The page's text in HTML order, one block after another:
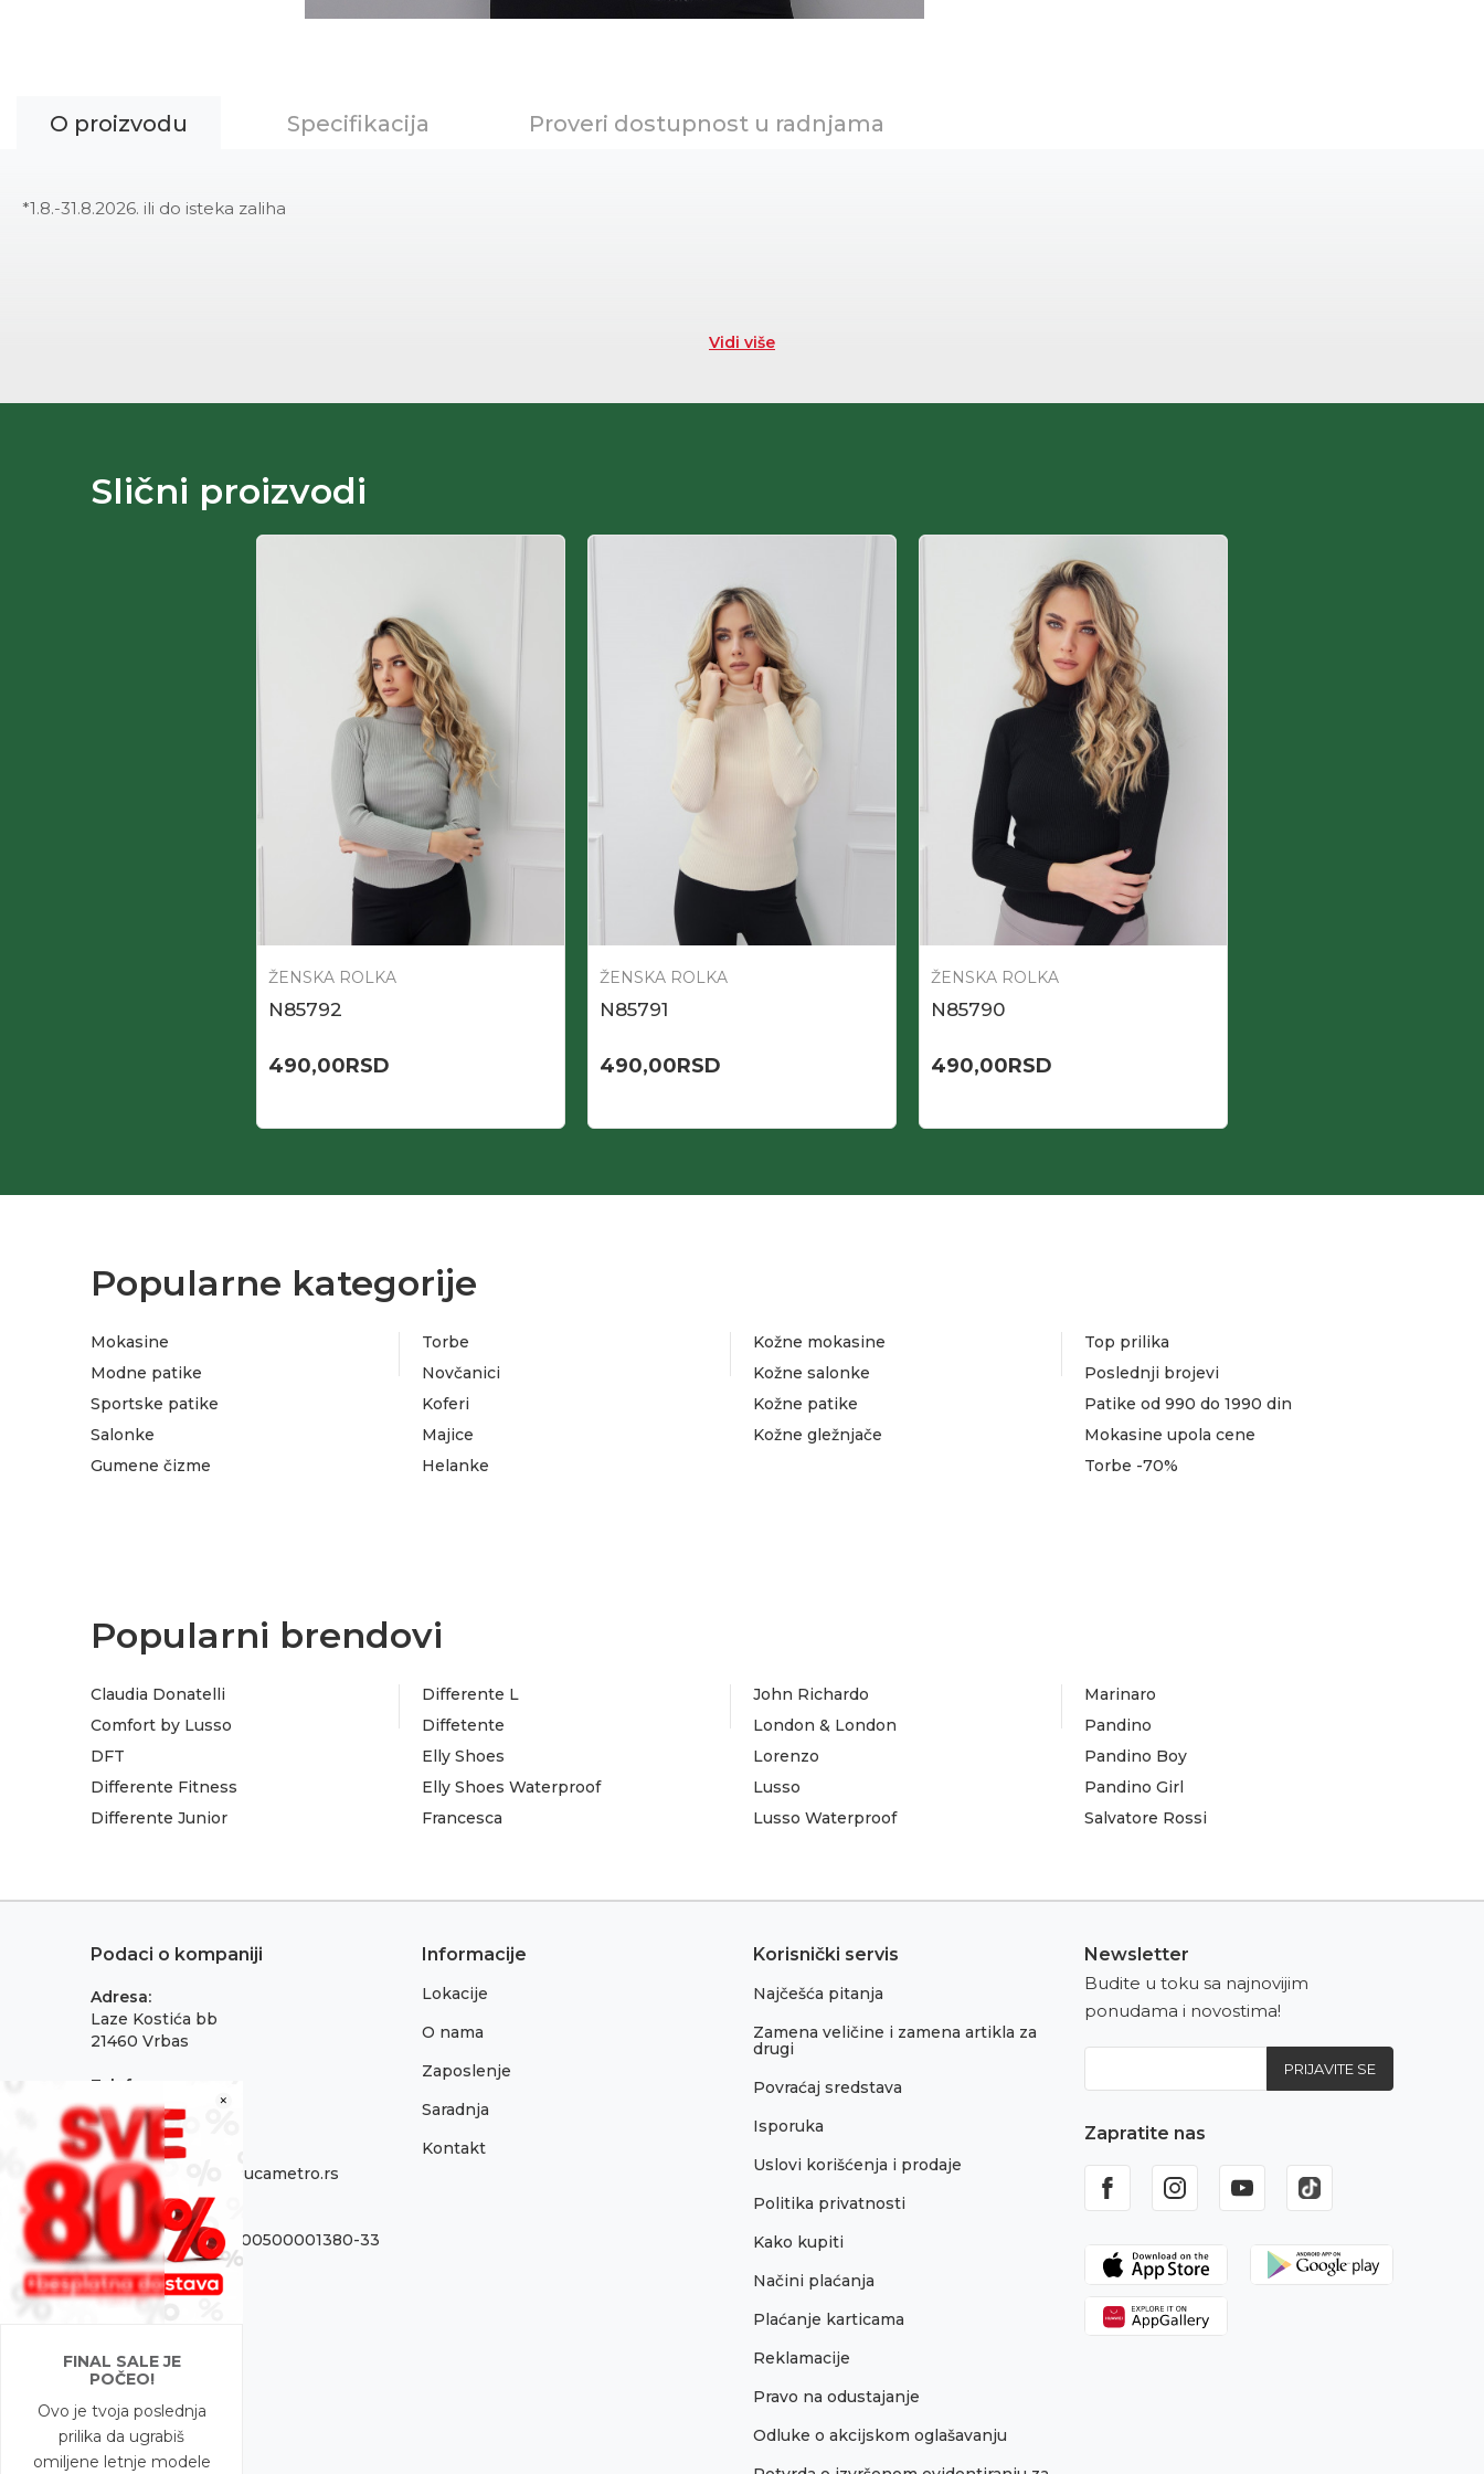
×
FINAL SALE JE
POČEO!
Ovo je tvoja poslednja
prilika da ugrabiš
omiljene letnje modele
O proizvodu Specifikacija Proveri dostupnost u radnjama
*1.8.-31.8.2026. ili do isteka zaliha
Vidi više
Slični proizvodi
ŽENSKA ROLKA
N85792
490,00RSD
ŽENSKA ROLKA
N85791
490,00RSD
ŽENSKA ROLKA
N85790
490,00RSD
Popularne kategorije
Mokasine
Modne patike
Sportske patike
Salonke
Gumene čizme
Torbe
Novčanici
Koferi
Majice
Helanke
Kožne mokasine
Kožne salonke
Kožne patike
Kožne gležnjače
Top prilika
Poslednji brojevi
Patike od 990 do 1990 din
Mokasine upola cene
Torbe -70%
Popularni brendovi
Claudia Donatelli
Comfort by Lusso
DFT
Differente Fitness
Differente Junior
Differente L
Diffetente
Elly Shoes
Elly Shoes Waterproof
Francesca
John Richardo
London & London
Lorenzo
Lusso
Lusso Waterproof
Marinaro
Pandino
Pandino Boy
Pandino Girl
Salvatore Rossi
Podaci o kompaniji
Adresa:
Laze Kostića bb
21460 Vrbas
Telefon:
021 795 3001
Email:
onlinepodrska@obucametro.rs
Račun:
OTP Banka 325-9500500001380-33
PIB:
100637224
08698856
Informacije
Lokacije
O nama
Zaposlenje
Saradnja
Kontakt
Korisnički servis
Najčešća pitanja
Zamena veličine i zamena artikla za
drugi
Povraćaj sredstava
Isporuka
Uslovi korišćenja i prodaje
Politika privatnosti
Kako kupiti
Načini plaćanja
Plaćanje karticama
Reklamacije
Pravo na odustajanje
Odluke o akcijskom oglašavanju
Newsletter
Budite u toku sa najnovijim
ponudama i novostima!
PRIJAVITE SE
Zapratite nas